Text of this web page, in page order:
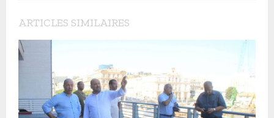
ARTICLES SIMILAIRES